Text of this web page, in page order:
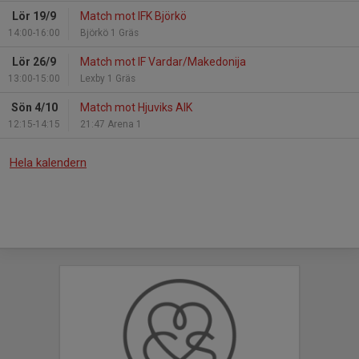
Lör 19/9
14:00-16:00
Match mot IFK Björkö
Björkö 1 Gräs
Lör 26/9
13:00-15:00
Match mot IF Vardar/Makedonija
Lexby 1 Gräs
Sön 4/10
12:15-14:15
Match mot Hjuviks AIK
21:47 Arena 1
Hela kalendern